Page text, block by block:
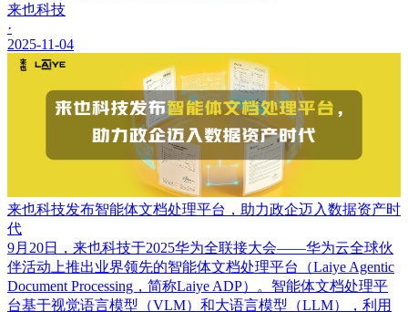
来也科技
·
2025-11-04
来也科技发布智能体文档处理平台，助力政企迈入数据资产时
代
9月20日，来也科技于2025华为全联接大会——华为云全球伙
伴活动上推出业界领先的智能体文档处理平台（Laiye Agentic
Document Processing，简称Laiye ADP）。智能体文档处理平
台基于视觉语言模型（VLM）和大语言模型（LLM），利用